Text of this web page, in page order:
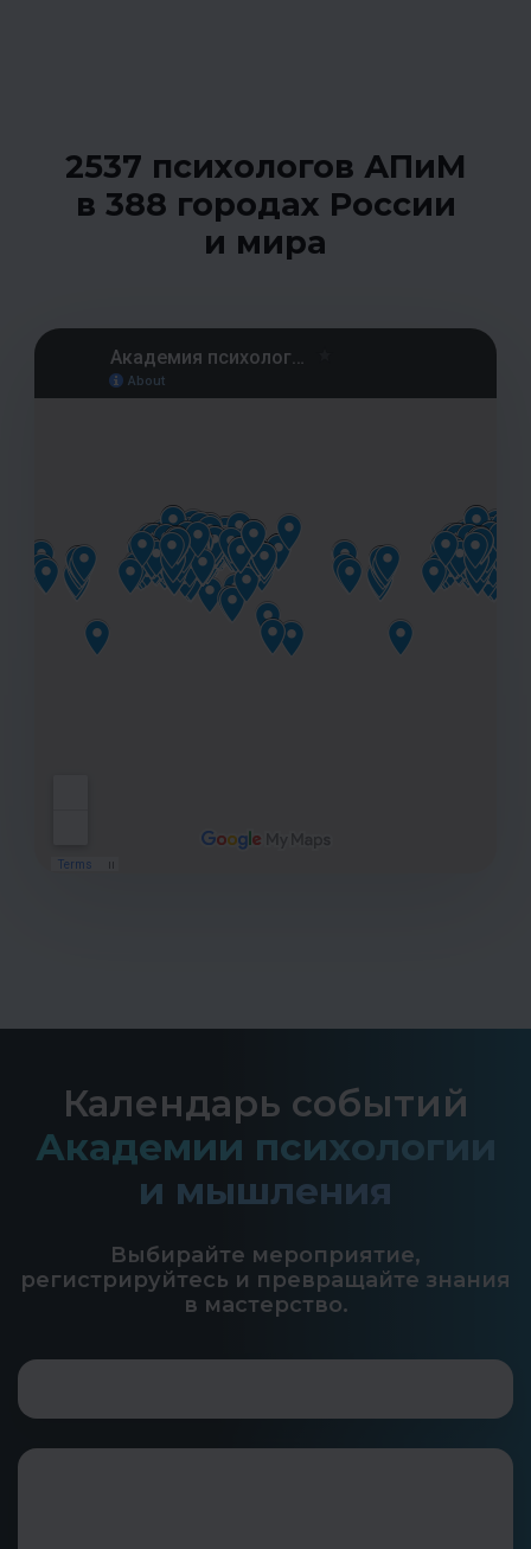
2537 психологов АПиМ
в 388 городах России
и мира
Календарь событий
Академии психологии
и мышления
Выбирайте мероприятие,
регистрируйтесь и превращайте знания
в мастерство.